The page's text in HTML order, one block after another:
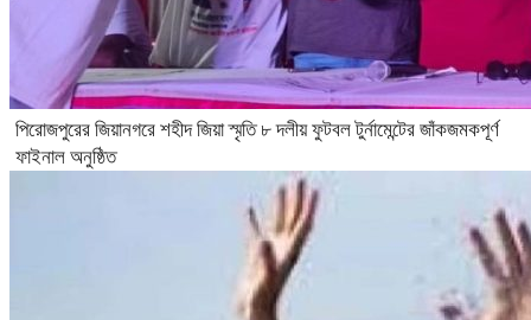
পিরোজপুরের জিয়ানগরে শহীদ জিয়া স্মৃতি ৮ দলীয় ফুটবল টুর্নামেন্টের জাঁকজমকপূর্ণ
ফাইনাল অনুষ্ঠিত